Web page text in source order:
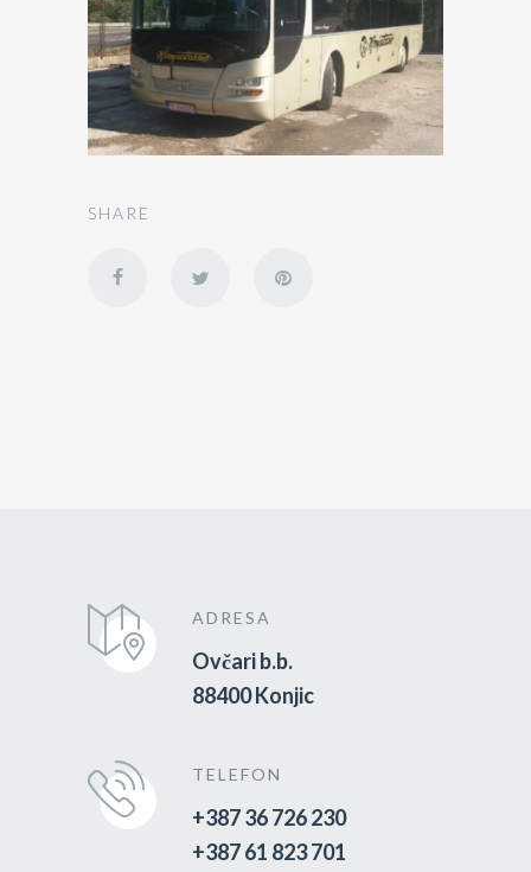
SHARE
ADRESA
Ovčari b.b.
88400 Konjic
TELEFON
+387 36 726 230
+387 61 823 701